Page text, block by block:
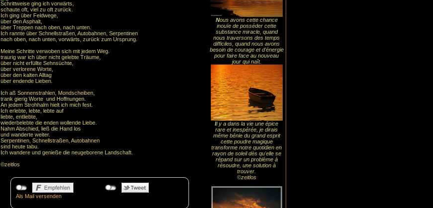
Schrittweise ging ich vorwärts,
schaute oft, viel zu oft zurück.
Ich ging über Feldwege,
über den Asphalt,
über Treppen nach oben, nach unten.
Ich rannte über Schnellstraßen, Autobahnen, Serpentinen
nach oben, nach unten, vorwärts, zurück zum Ursprung.
Meine Schritte verwoben sich mit jedem Weg.
traurig war ich über nicht gelebte Träume,
über nicht erfüllte Sehnsüchte,
über verlorene Worte,
über den kalten Alltag
über endende Lieben.
Ich aß Sonnenstrahlen, Mondscheiben,
trank gierig Worte und Hoffnungen.
An jedem Strohhalm hielt ich mich fest.
Ich erlebte, lebte, lebte auf
liebte, entliebte,
wiederbelebte die enden wollende Liebe.
Nahm Abschied, ließ die Hand los
und wanderte weiter.
Serpentinen, Schnellstraßen, Autobahnen
sind heute tabu.
Ich wandere und genieße die neugeborene Landschaft.
©zeitlos
Als Mail versenden
Nous avons cette chance
inouïe de posséder cette
substance miracle, quand
nous traversons des temps
difficiles, quand nous avons
besoin de courage et d'énergie
pour faire face au nouveau
jour qui naît.
Il y a dans la vie une épice
rare et inespérée, je dirais
même bénie du grand esprit
cette poudre magique
transforme notre quotidien en
rayon de soleil dès qu'elle se
répand sur un problème à
résoudre, une solution à
trouver.
©zeitlos